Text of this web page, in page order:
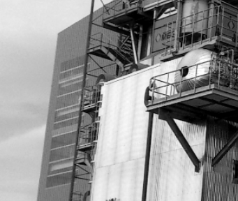
Ingenieurdienstleistungen
Kesselsysteme
Feuerungssysteme
Rohrsysteme
Forschung & Entwicklung
Lizenznehmer